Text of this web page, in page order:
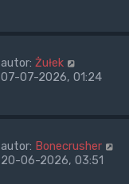
autor: Żułek
07-07-2026, 01:24
autor: Bonecrusher
20-06-2026, 03:51